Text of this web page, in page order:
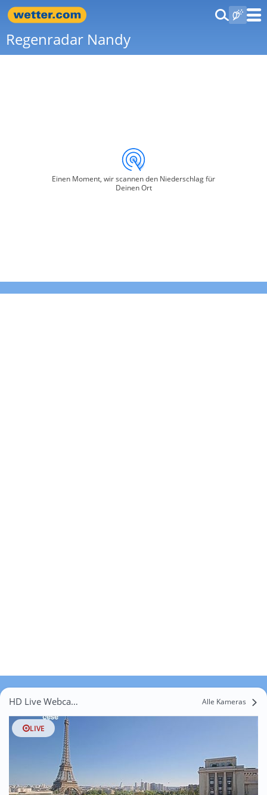
Regenradar Nandy
Einen Moment, wir scannen den Niederschlag für
Deinen Ort
HD Live Webcams Nandy Alle Kameras
LIVE